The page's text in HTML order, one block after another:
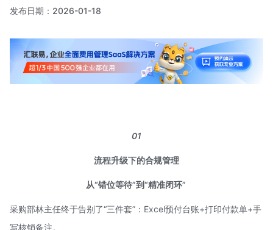
发布日期： 2026-01-18
01
流程升级下的合规管理
从“错位等待”到“精准闭环”
采购部林主任终于告别了“三件套”：Excel预付台账+打印付款单+手
写核销备注。